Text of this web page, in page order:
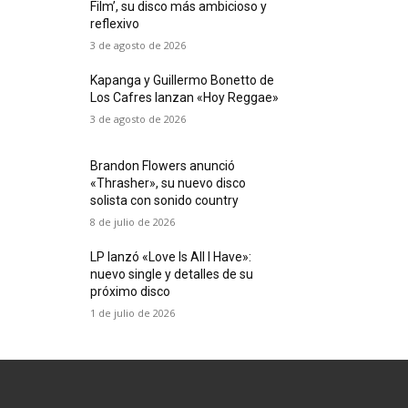
Film’, su disco más ambicioso y
reflexivo
3 de agosto de 2026
Kapanga y Guillermo Bonetto de
Los Cafres lanzan «Hoy Reggae»
3 de agosto de 2026
Brandon Flowers anunció
«Thrasher», su nuevo disco
solista con sonido country
8 de julio de 2026
LP lanzó «Love Is All I Have»:
nuevo single y detalles de su
próximo disco
1 de julio de 2026